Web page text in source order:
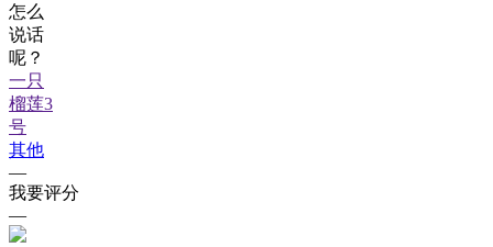
怎么
说话
呢？
一只
榴莲3
号
其他
—
我要评分
—